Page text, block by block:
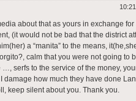
about that as yours in exchange
(it would not be bad that the district
a “manita” to the means,
calm that you were not going to
serfs to the service of the money,
damage how much they have done
keep silent about you. Thank you.